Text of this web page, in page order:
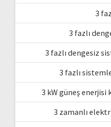
3
3 fazlı
3 fazlı dengesiz
3 fazlı
3 kW güneş
3 zamanlı